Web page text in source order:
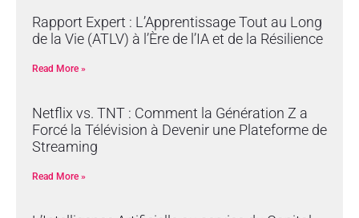
Rapport Expert : L’Apprentissage Tout au Long
de la Vie (ATLV) à l’Ère de l’IA et de la Résilience
Read More »
Netflix vs. TNT : Comment la Génération Z a
Forcé la Télévision à Devenir une Plateforme de
Streaming
Read More »